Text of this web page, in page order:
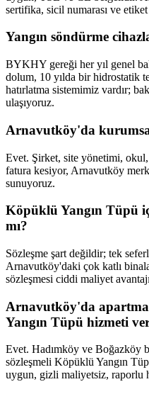
sertifika, sicil numarası ve
Yangın söndürme
BYKHY gereği her yıl genel
dolum, 10 yılda bir hidrostatik
hatırlatma sistemimiz vardır;
ulaşıyoruz.
Arnavutköy'da
Evet. Şirket, site yönetimi,
fatura kesiyor, Arnavutköy
sunuyoruz.
Köpüklü Yangın Tüpü
mı?
Sözleşme şart değildir; tek
Arnavutköy'daki çok katlı
sözleşmesi ciddi maliyet
Arnavutköy'da
Yangın Tüpü hizmeti
Evet. Hadımköy ve Boğazköy
sözleşmeli Köpüklü Yangın
uygun, gizli maliyetsiz, raporlu